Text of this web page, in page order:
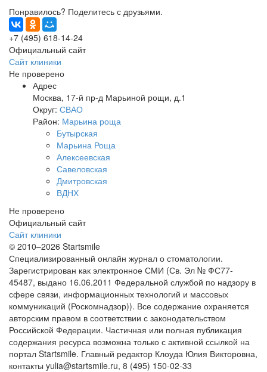
Понравилось? Поделитесь с друзьями.
+7 (495) 618-14-24
Официальный сайт
Сайт клиники
Не проверено
Адрес
Москва, 17-й пр-д Марьиной рощи, д.1
Округ: СВАО
Район: Марьина роща
Бутырская
Марьина Роща
Алексеевская
Савеловская
Дмитровская
ВДНХ
Не проверено
Официальный сайт
Сайт клиники
© 2010–2026 Startsmile
Специализированный онлайн журнал о стоматологии.
Зарегистрирован как электронное СМИ (Св. Эл № ФС77-
45487, выдано 16.06.2011 Федеральной службой по надзору в
сфере связи, информационных технологий и массовых
коммуникаций (Роскомнадзор)). Все содержание охраняется
авторским правом в соответствии с законодательством
Российской Федерации. Частичная или полная публикация
содержания ресурса возможна только с активной ссылкой на
портал Startsmile. Главный редактор Клоуда Юлия Викторовна,
контакты yulia@startsmile.ru, 8 (495) 150-02-33